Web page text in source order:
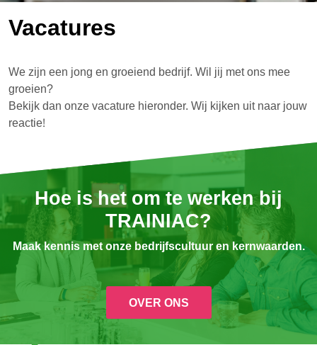
Vacatures
We zijn een jong en groeiend bedrijf. Wil jij met ons mee
groeien?
Bekijk dan onze vacature hieronder. Wij kijken uit naar jouw
reactie!
Hoe is het om te werken bij
TRAINIAC?
Maak kennis met onze bedrijfscultuur en kernwaarden.
OVER ONS